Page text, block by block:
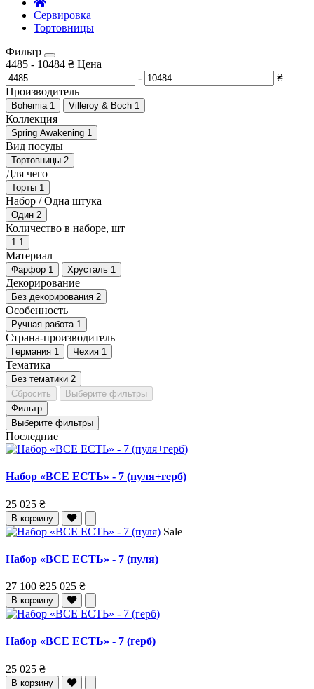
Сервировка
Тортовницы
Фильтр
4485 - 10484 ₴ Цена
-
₴
Производитель
Bohemia 1 Villeroy & Boch 1
Коллекция
Spring Awakening 1
Вид посуды
Тортовницы 2
Для чего
Торты 1
Набор / Одна штука
Один 2
Количество в наборе, шт
1 1
Материал
Фарфор 1 Хрусталь 1
Декорирование
Без декорирования 2
Особенность
Ручная работа 1
Страна-производитель
Германия 1 Чехия 1
Тематика
Без тематики 2
Сбросить
Выберите фильтры
Фильтр
Выберите фильтры
Последние
Набор «ВСЕ ЕСТЬ» - 7 (пуля+герб)
25 025 ₴
В корзину
Sale
Набор «ВСЕ ЕСТЬ» - 7 (пуля)
27 100 ₴25 025 ₴
В корзину
Набор «ВСЕ ЕСТЬ» - 7 (герб)
25 025 ₴
В корзину